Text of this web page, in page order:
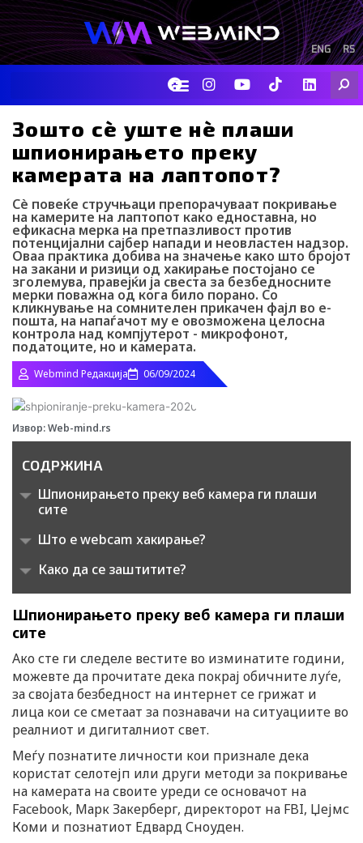
Skip
to
content
RS
ENG
F
a
c
b
o
o
k
I
n
s
t
a
g
r
a
Y
o
u
u
b
e
I
c
o
t
k
-
i
k
t
o
k
-
i
c
o
n
L
i
n
Зошто сè уште нè плаши
шпионирањето преку
камерата на лаптопот?
Сè повеќе стручњаци препорачуваат покривање
на камерите на лаптопот како едноставна, но
ефикасна мерка на претпазливост против
потенцијални сајбер напади и неовластен надзор.
Оваа практика добива на значење како што бројот
на закани и ризици од хакирање постојано се
зголемува, правејќи ја свеста за безбедносните
мерки поважна од кога било порано. Со
кликнување на сомнителен прикачен фајл во е-
пошта, на напаѓачот му е овозможена целосна
контрола над компјутерот - микрофонот,
податоците, но и камерата.
Webmind Редакција 06/09/2024
Извор: Web-mind.rs
СОДРЖИНА
Шпионирањето преку веб камера ги плаши
сите
Што е webcam хакирање?
Како да се заштитите?
Шпионирањето преку веб камера ги плаши
сите
Ако сте ги следеле вестите во изминатите години,
можевте да прочитате дека покрај обичните луѓе,
за својата безбедност на интернет се грижат и
лица кои се сметаат за познавачи на ситуациите во
реалниот и дигиталниот свет.
Меѓу познатите личности кои признале дека
користат селотејп или други методи за покривање
на камерата на своите уреди се основачот на
Facebook, Марк Закерберг, директорот на FBI, Џејмс
Коми и познатиот Едвард Сноуден.